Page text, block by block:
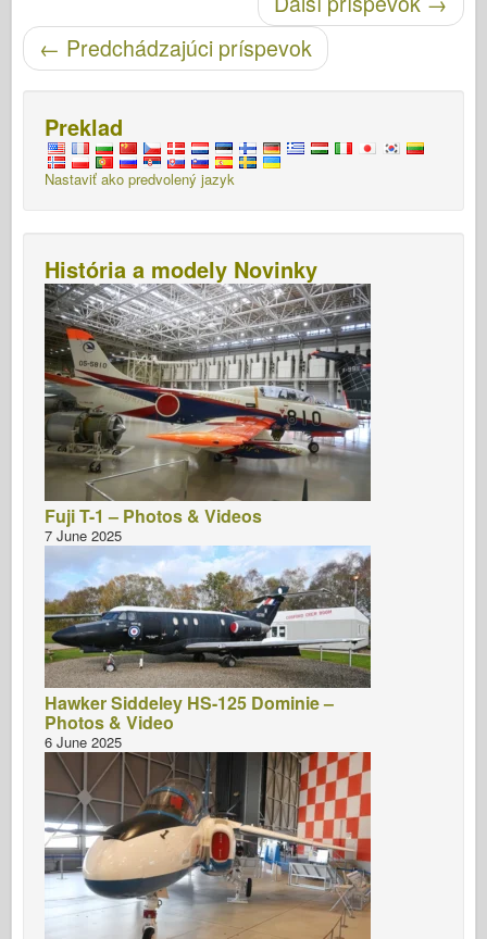
← Predchádzajúci príspevok
Preklad
Nastaviť ako predvolený jazyk
História a modely Novinky
Fuji T-1 – Photos & Videos
7 June 2025
Hawker Siddeley HS-125 Dominie –
Photos & Video
6 June 2025